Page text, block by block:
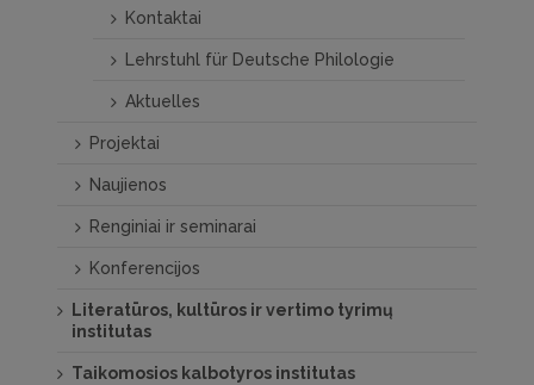
Kontaktai
Lehrstuhl für Deutsche Philologie
Aktuelles
Projektai
Naujienos
Renginiai ir seminarai
Konferencijos
Literatūros, kultūros ir vertimo tyrimų
institutas
Taikomosios kalbotyros institutas